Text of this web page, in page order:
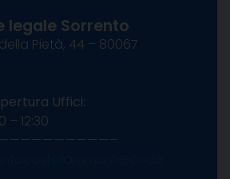
legale Sorrento
Pietà, 44 – 80067
Uffici:
– 12:30